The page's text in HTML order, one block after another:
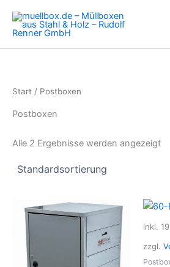
Inhalt
springen
Start / Postboxen
Postboxen
Alle 2 Ergebnisse werden angezeigt
inkl.
zzgl.